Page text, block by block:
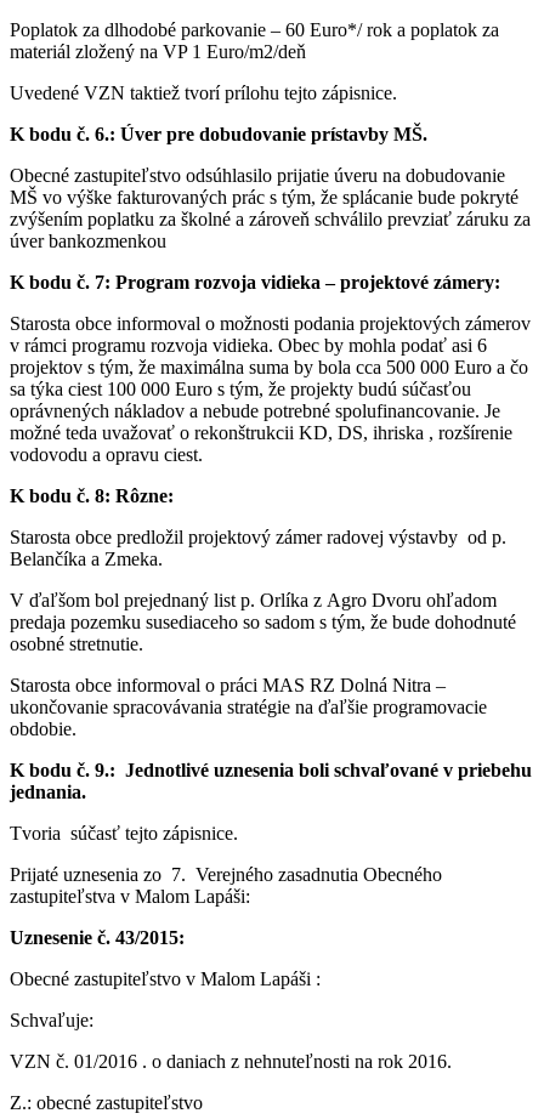
Poplatok za dlhodobé parkovanie – 60 Euro*/ rok a poplatok za
materiál zložený na VP 1 Euro/m2/deň
Uvedené VZN taktiež tvorí prílohu tejto zápisnice.
K bodu č. 6.: Úver pre dobudovanie prístavby MŠ.
Obecné zastupiteľstvo odsúhlasilo prijatie úveru na dobudovanie
MŠ vo výške fakturovaných prác s tým, že splácanie bude pokryté
zvýšením poplatku za školné a zároveň schválilo prevziať záruku za
úver bankozmenkou
K bodu č. 7: Program rozvoja vidieka – projektové zámery:
Starosta obce informoval o možnosti podania projektových zámerov
v rámci programu rozvoja vidieka. Obec by mohla podať asi 6
projektov s tým, že maximálna suma by bola cca 500 000 Euro a čo
sa týka ciest 100 000 Euro s tým, že projekty budú súčasťou
oprávnených nákladov a nebude potrebné spolufinancovanie. Je
možné teda uvažovať o rekonštrukcii KD, DS, ihriska , rozšírenie
vodovodu a opravu ciest.
K bodu č. 8: Rôzne:
Starosta obce predložil projektový zámer radovej výstavby od p.
Belančíka a Zmeka.
V ďaľšom bol prejednaný list p. Orlíka z Agro Dvoru ohľadom
predaja pozemku susediaceho so sadom s tým, že bude dohodnuté
osobné stretnutie.
Starosta obce informoval o práci MAS RZ Dolná Nitra –
ukončovanie spracovávania stratégie na ďaľšie programovacie
obdobie.
K bodu č. 9.: Jednotlivé uznesenia boli schvaľované v priebehu
jednania.
Tvoria súčasť tejto zápisnice.
Prijaté uznesenia zo 7. Verejného zasadnutia Obecného
zastupiteľstva v Malom Lapáši:
Uznesenie č. 43/2015:
Obecné zastupiteľstvo v Malom Lapáši :
Schvaľuje:
VZN č. 01/2016 . o daniach z nehnuteľnosti na rok 2016.
Z.: obecné zastupiteľstvo